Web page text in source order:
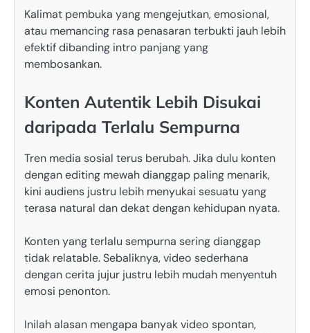
Kalimat pembuka yang mengejutkan, emosional,
atau memancing rasa penasaran terbukti jauh lebih
efektif dibanding intro panjang yang
membosankan.
Konten Autentik Lebih Disukai
daripada Terlalu Sempurna
Tren media sosial terus berubah. Jika dulu konten
dengan editing mewah dianggap paling menarik,
kini audiens justru lebih menyukai sesuatu yang
terasa natural dan dekat dengan kehidupan nyata.
Konten yang terlalu sempurna sering dianggap
tidak relatable. Sebaliknya, video sederhana
dengan cerita jujur justru lebih mudah menyentuh
emosi penonton.
Inilah alasan mengapa banyak video spontan,